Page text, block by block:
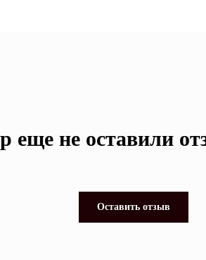
еще не оставили
Оставить отзыв